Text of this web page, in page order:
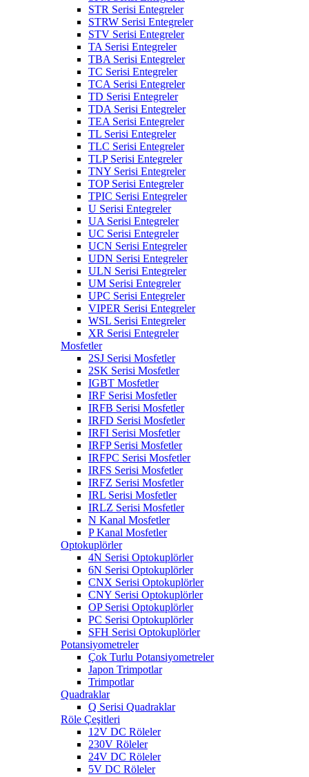
STR Serisi Entegreler
STRW Serisi Entegreler
STV Serisi Entegreler
TA Serisi Entegreler
TBA Serisi Entegreler
TC Serisi Entegreler
TCA Serisi Entegreler
TD Serisi Entegreler
TDA Serisi Entegreler
TEA Serisi Entegreler
TL Serisi Entegreler
TLC Serisi Entegreler
TLP Serisi Entegreler
TNY Serisi Entegreler
TOP Serisi Entegreler
TPIC Serisi Entegreler
U Serisi Entegreler
UA Serisi Entegreler
UC Serisi Entegreler
UCN Serisi Entegreler
UDN Serisi Entegreler
ULN Serisi Entegreler
UM Serisi Entegreler
UPC Serisi Entegreler
VIPER Serisi Entegreler
WSL Serisi Entegreler
XR Serisi Entegreler
Mosfetler
2SJ Serisi Mosfetler
2SK Serisi Mosfetler
IGBT Mosfetler
IRF Serisi Mosfetler
IRFB Serisi Mosfetler
IRFD Serisi Mosfetler
IRFI Serisi Mosfetler
IRFP Serisi Mosfetler
IRFPC Serisi Mosfetler
IRFS Serisi Mosfetler
IRFZ Serisi Mosfetler
IRL Serisi Mosfetler
IRLZ Serisi Mosfetler
N Kanal Mosfetler
P Kanal Mosfetler
Optokuplörler
4N Serisi Optokuplörler
6N Serisi Optokuplörler
CNX Serisi Optokuplörler
CNY Serisi Optokuplörler
OP Serisi Optokuplörler
PC Serisi Optokuplörler
SFH Serisi Optokuplörler
Potansiyometreler
Çok Turlu Potansiyometreler
Japon Trimpotlar
Trimpotlar
Quadraklar
Q Serisi Quadraklar
Röle Çeşitleri
12V DC Röleler
230V Röleler
24V DC Röleler
5V DC Röleler